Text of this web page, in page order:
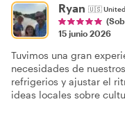
Ryan 🇺🇸
15 junio 2026
Tuvimos una gran
necesidades de
refrigerios y ajustar el
ideas locales sobre